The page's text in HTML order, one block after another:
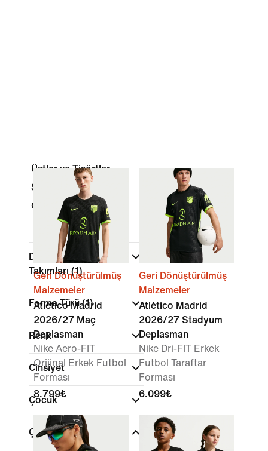
Üstler ve Tişörtler
Şortlar
Çoraplar
Dünya Futbol Kulübü
Takımları (1)
Forma Türü(1)
Renk
Cinsiyet
Çocuk
Çocuk Yaş
Geri Dönüştürülmüş
Malzemeler
Atlético Madrid
2026/27 Maç
Deplasman
Nike Aero-FIT
Orijinal Erkek Futbol
Forması
8.799₺
Geri Dönüştürülmüş
Malzemeler
Atlético Madrid
2026/27 Stadyum
Deplasman
Nike Dri-FIT Erkek
Futbol Taraftar
Forması
6.099₺